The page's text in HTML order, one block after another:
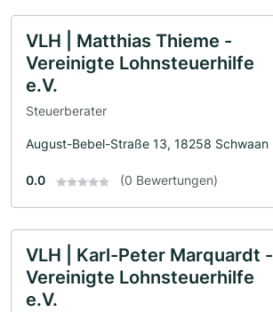
VLH | Matthias Thieme -
Vereinigte Lohnsteuerhilfe
e.V.
Steuerberater
August-Bebel-Straße 13, 18258 Schwaan
0.0 (0 Bewertungen)
VLH | Karl-Peter Marquardt -
Vereinigte Lohnsteuerhilfe
e.V.